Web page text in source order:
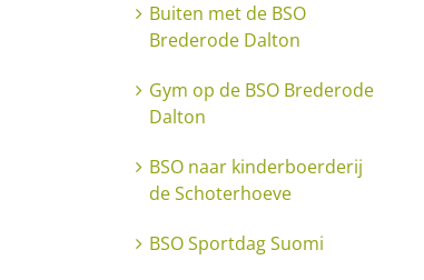
Buiten met de BSO
Brederode Dalton
Gym op de BSO Brederode
Dalton
BSO naar kinderboerderij
de Schoterhoeve
BSO Sportdag Suomi